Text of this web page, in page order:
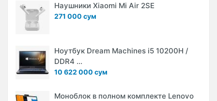
Наушники Xiaomi Mi Air 2SE
271 000 сум
Ноутбук Dream Machines i5 10200H /
DDR4 ...
10 622 000 сум
Моноблок в полном комплекте Lenovo